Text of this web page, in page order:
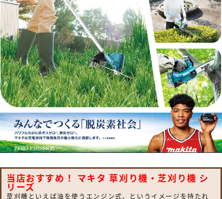
当店おすすめ！ マキタ 草刈り機・芝刈り機 シ
リーズ
草刈機といえば油を使うエンジン式、というイメージを持たれ